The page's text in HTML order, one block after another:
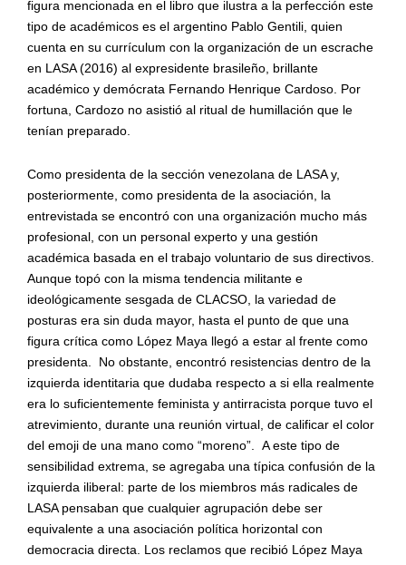
figura mencionada en el libro que ilustra a la perfección este
tipo de académicos es elargentino Pablo Gentili, quien
cuenta en su currículum con la organización de un escrache
en LASA (2016) al expresidente brasileño, brillante
académico y demócrata Fernando Henrique Cardoso. Por
fortuna, Cardozo no asistió al ritual de humillación que le
tenían preparado.
Como presidenta de la sección venezolana de LASA y,
posteriormente, como presidenta de la asociación, la
entrevistada se encontró con una organización mucho más
profesional, con un personal experto y una gestión
académica basada en el trabajo voluntario de sus directivos.
Aunque topó con la misma tendencia militante e
ideológicamente sesgada de CLACSO, la variedad de
posturas era sin duda mayor, hasta el punto de que una
figura crítica como López Maya llegó a estar al frente como
presidenta. No obstante, encontró resistencias dentro de la
izquierda identitaria que dudaba respecto a si ella realmente
era lo suficientemente feminista y antirracista porque tuvo el
atrevimiento, durante una reunión virtual, de calificar el color
del emoji de una mano como “moreno”. A este tipo de
sensibilidad extrema, se agregaba una típica confusión de la
izquierda iliberal: parte de los miembros más radicales de
LASApensaban que cualquier agrupación debe ser
equivalente a una asociación política horizontal con
democracia directa. Los reclamos que recibió López Maya